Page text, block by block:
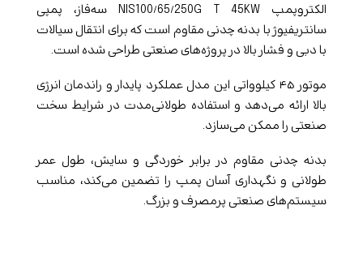
الکتروپمپ NIS100/65/250G T 45KW سه‌فاز، پمپی
سانتریفیوژ با بدنه چدنی مقاوم است که برای انتقال سیالات
با دبی و فشار بالا در پروژه‌های صنعتی طراحی شده است.
موتور ۴۵ کیلوواتی این مدل عملکرد پایدار و راندمان انرژی
بالا ارائه می‌دهد و استفاده طولانی‌مدت در شرایط سخت
صنعتی را ممکن می‌سازد.
بدنه چدنی مقاوم در برابر خوردگی و سایش، طول عمر
طولانی و نگهداری آسان پمپ را تضمین می‌کند، مناسب
سیستم‌های صنعتی پرمصرف و بزرگ.